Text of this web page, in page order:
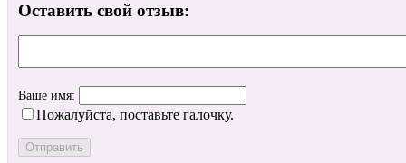
Оставить свой отзыв:
Ваше имя:
Пожалуйста, поставьте галочку.